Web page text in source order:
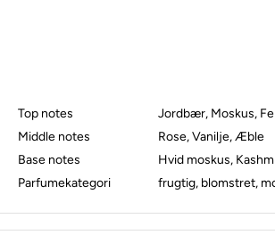
Top notes
Jordbær, Moskus,
Middle notes
Rose, Vanilje, Æble
Base notes
Hvid moskus,
Parfumekategori
frugtig, blomstret,